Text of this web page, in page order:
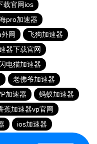
载官网ios
pro加速器
网
飞狗加速器
器下载官网
闪电猫加速器
老佛爷加速器
加速器
蚂蚁加速器
蕉加速器vp官网
ios加速器